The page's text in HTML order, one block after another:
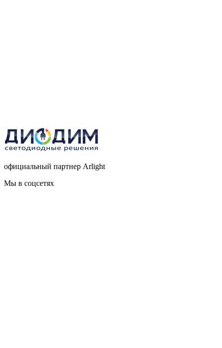
официальный партнер Arlight
Мы в соцсетях